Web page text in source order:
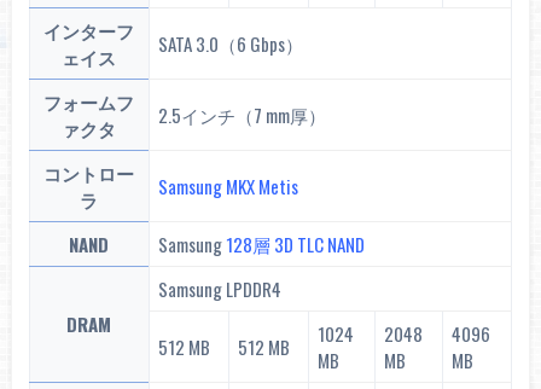
インターフ
ェイス
SATA 3.0（6 Gbps）
フォームフ
ァクタ
2.5インチ（7 mm厚）
コントロー
ラ
Samsung MKX Metis
NAND Samsung128層 3D TLC NAND
DRAM
Samsung LPDDR4
512 MB 512 MB
1024
MB
2048
MB
4096
MB